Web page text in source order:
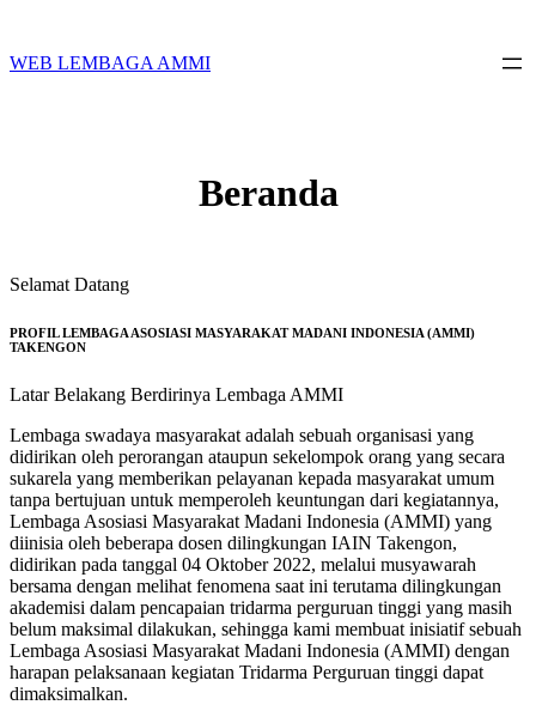
content
WEB LEMBAGA AMMI
Beranda
Selamat Datang
PROFIL LEMBAGA ASOSIASI MASYARAKAT MADANI INDONESIA (AMMI)
TAKENGON
Latar Belakang Berdirinya Lembaga AMMI
Lembaga swadaya masyarakat adalah sebuah organisasi yang
didirikan oleh perorangan ataupun sekelompok orang yang secara
sukarela yang memberikan pelayanan kepada masyarakat umum
tanpa bertujuan untuk memperoleh keuntungan dari kegiatannya,
Lembaga Asosiasi Masyarakat Madani Indonesia (AMMI) yang
diinisia oleh beberapa dosen dilingkungan IAIN Takengon,
didirikan pada tanggal 04 Oktober 2022, melalui musyawarah
bersama dengan melihat fenomena saat ini terutama dilingkungan
akademisi dalam pencapaian tridarma perguruan tinggi yang masih
belum maksimal dilakukan, sehingga kami membuat inisiatif sebuah
Lembaga Asosiasi Masyarakat Madani Indonesia (AMMI) dengan
harapan pelaksanaan kegiatan Tridarma Perguruan tinggi dapat
dimaksimalkan.